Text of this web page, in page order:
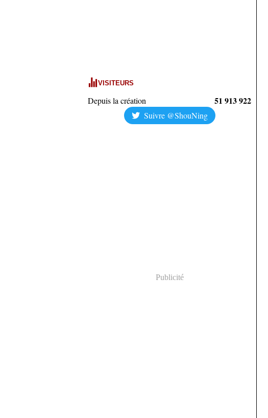
VISITEURS
Depuis la création 51 913 922
Suivre @ShouNing
Publicité